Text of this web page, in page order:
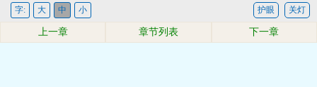
字: 大 中 小 关灯
护眼
上一章 章节列表 下一章